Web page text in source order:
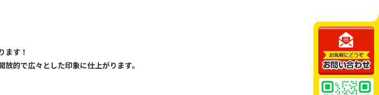
ます！
的で広々とした印象に仕上がります。